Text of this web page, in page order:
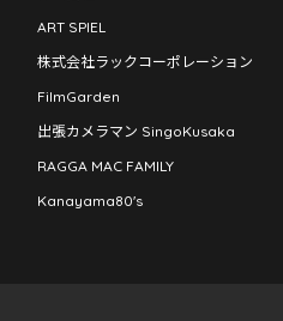
ART SPIEL
株式会社ラックコーポレーション
FilmGarden
出張カメラマン SingoKusaka
RAGGA MAC FAMILY
Kanayama80's